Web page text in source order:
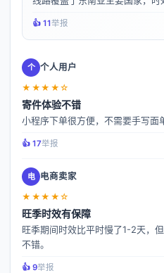
👍️ 11举报
个 个人用户
★★★★☆
寄件体验不错
小程序下单很方便，不需要手写面
👍️ 17举报
电 电商卖家
★★★★☆
旺季时效有保障
旺季期间时效比平时慢了1-2天，
不错。
👍️ 9举报